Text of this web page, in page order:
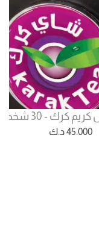
كرك - 30 شخص
45.000د.ك